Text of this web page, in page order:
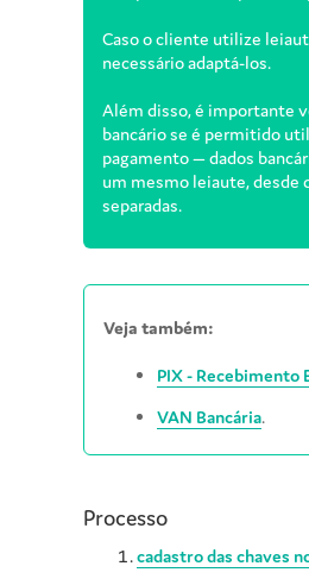
Caso o cliente utilize
necessário adaptá-los.
Além disso, é importante
bancário se é permitido
pagamento — dados
um mesmo leiaute, desde
separadas.
Veja também:
PIX - Recebimento
VAN Bancária.
Processo
cadastro das chaves